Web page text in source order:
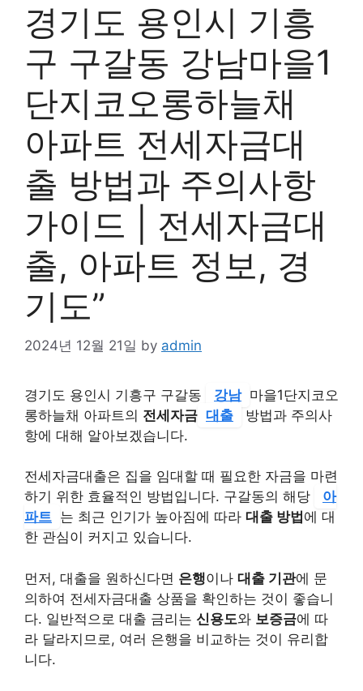
경기도 용인시 기흥
구 구갈동 강남마을1
단지코오롱하늘채
아파트 전세자금대
출 방법과 주의사항
가이드 | 전세자금대
출, 아파트 정보, 경
기도”
2024년 12월 21일 by admin
경기도 용인시 기흥구 구갈동 강남 마을1단지코오
롱하늘채 아파트의 전세자금 대출
방법과 주의사
항에 대해 알아보겠습니다.
전세자금대출은 집을 임대할 때 필요한 자금을 마련
하기 위한 효율적인 방법입니다. 구갈동의 해당
아
파트 는 최근 인기가 높아짐에 따라 대출 방법 에 대
한 관심이 커지고 있습니다.
먼저, 대출을 원하신다면 은행이나 대출 기관에 문
의하여 전세자금대출 상품을 확인하는 것이 좋습니
다. 일반적으로 대출 금리는 신용도와 보증금에 따
라 달라지므로, 여러 은행을 비교하는 것이 유리합
니다.